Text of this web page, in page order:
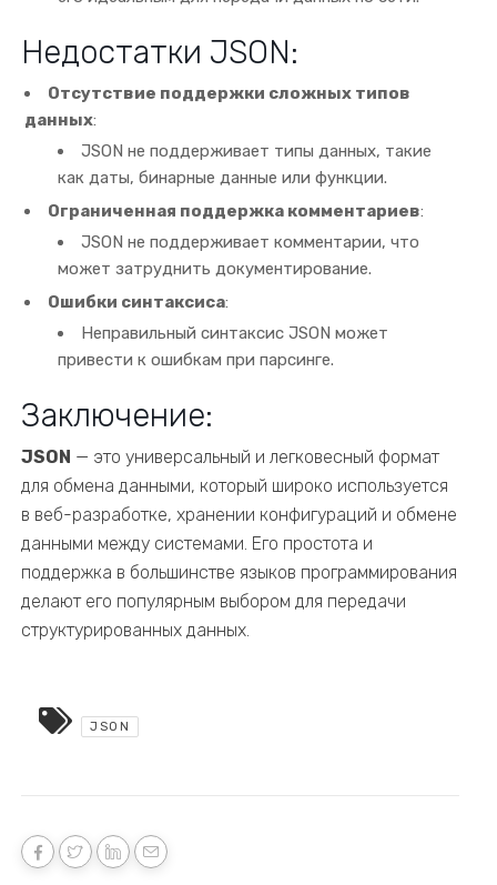
Недостатки JSON:
Отсутствие поддержки сложных типов
данных:
JSON не поддерживает типы данных, такие
как даты, бинарные данные или функции.
Ограниченная поддержка комментариев:
JSON не поддерживает комментарии, что
может затруднить документирование.
Ошибки синтаксиса:
Неправильный синтаксис JSON может
привести к ошибкам при парсинге.
Заключение:
JSON — это универсальный и легковесный формат
для обмена данными, который широко используется
в веб-разработке, хранении конфигураций и обмене
данными между системами. Его простота и
поддержка в большинстве языков программирования
делают его популярным выбором для передачи
структурированных данных.
JSON